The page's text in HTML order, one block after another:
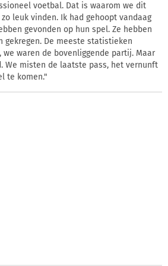
voetbal. Dat is waarom we dit
leuk vinden. Ik had gehoopt vandaag
gevonden op hun spel. Ze hebben
gekregen. De meeste statistieken
waren de bovenliggende partij. Maar
We misten de laatste pass, het vernunft
te komen."